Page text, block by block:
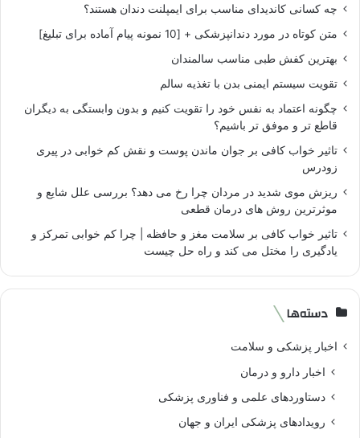
چه کسانی کاندیدای مناسب برای ایمپلنت دندان هستند؟
متن کوتاه در مورد دندانپزشکی + [10 نمونه پیام آماده برای تبلیغ]
بهترین کفش طبی مناسب سالمندان
تقویت سیستم ایمنی بدن با تغذیه سالم
چگونه اعتماد به نفس خود را تقویت کنیم و بدون وابستگی به دیگران
قاطع تر و موفق تر باشیم؟
تاثیر خواب کافی بر جوان ماندن پوست و نقش کم خوابی در پیری
زودرس
ریزش موی شدید در مردان چرا رخ می دهد؟ بررسی علل شایع و
موثرترین روش های درمان قطعی
تاثیر خواب کافی بر سلامت مغز و حافظه | چرا کم خوابی تمرکز و
یادگیری را مختل می کند و راه حل چیست
دسته‌ها
اخبار پزشکی و سلامت
اخبار دارو و درمان
دستاوردهای علمی و فناوری پزشکی
رویدادهای پزشکی ایران و جهان